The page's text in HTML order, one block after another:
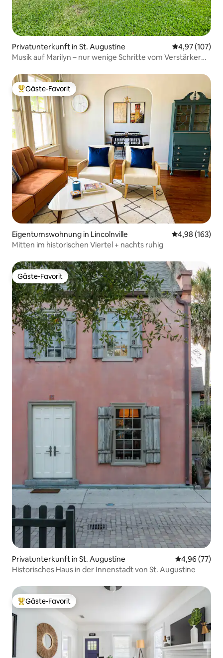
Privatunterkunft in St. Augustine
4,97 (107)
Musik auf Marilyn – nur wenige Schritte vom Verstärker
Beliebter Gäste-Favorit.
Gäste-Favorit
Eigentumswohnung in Lincolnville
4,98 (163)
Mitten im historischen Viertel + nachts ruhig
Gäste-Favorit
Gäste-Favorit
Privatunterkunft in St. Augustine
4,96 (77)
Historisches Haus in der Innenstadt von St. Augustine
Beliebter Gäste-Favorit.
Gäste-Favorit